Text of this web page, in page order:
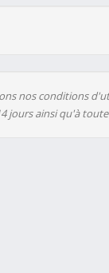
nos conditions
jours ainsi qu'à